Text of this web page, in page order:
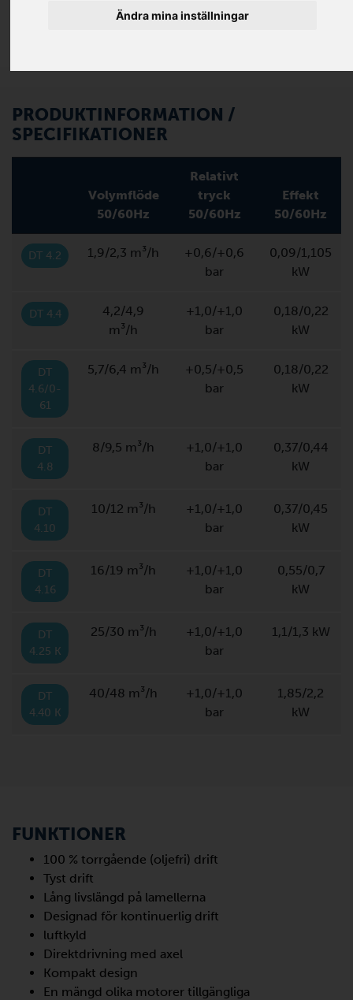
Ändra mina inställningar
PRODUKTINFORMATION /
SPECIFIKATIONER
Volymflöde
50/60Hz
Relativt
tryck
50/60Hz
Effekt
50/60Hz
DT 4.2 1,9/2,3 m³/h
+0,6/+0,6
bar
0,09/1,105
kW
DT 4.4
4,2/4,9
m³/h
+1,0/+1,0
bar
0,18/0,22
kW
DT
4.6/0-
61
5,7/6,4 m³/h
+0,5/+0,5
bar
0,18/0,22
kW
DT
4.8
8/9,5 m³/h
+1,0/+1,0
bar
0,37/0,44
kW
DT
4.10
10/12 m³/h
+1,0/+1,0
bar
0,37/0,45
kW
DT
4.16
16/19 m³/h
+1,0/+1,0
bar
0,55/0,7
kW
DT
4.25 K
25/30 m³/h
+1,0/+1,0
bar
1,1/1,3 kW
DT
4.40 K
40/48 m³/h
+1,0/+1,0
bar
1,85/2,2
kW
FUNKTIONER
100 % torrgående (oljefri) drift
Tyst drift
Lång livslängd på lamellerna
Designad för kontinuerlig drift
luftkyld
Direktdrivning med axel
Kompakt design
En mängd olika motorer tillgängliga